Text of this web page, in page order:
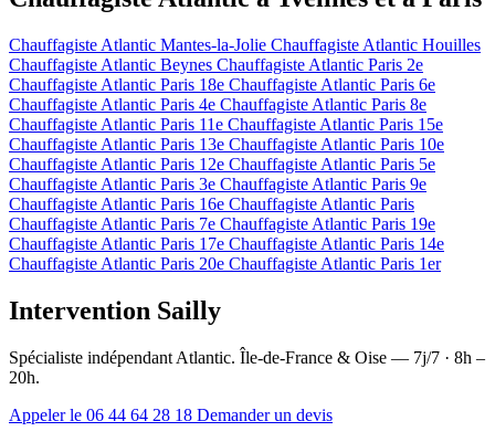
Chauffagiste Atlantic Mantes-la-Jolie Chauffagiste Atlantic Houilles
Chauffagiste Atlantic Beynes Chauffagiste Atlantic Paris 2e
Chauffagiste Atlantic Paris 18e Chauffagiste Atlantic Paris 6e
Chauffagiste Atlantic Paris 4e Chauffagiste Atlantic Paris 8e
Chauffagiste Atlantic Paris 11e Chauffagiste Atlantic Paris 15e
Chauffagiste Atlantic Paris 13e Chauffagiste Atlantic Paris 10e
Chauffagiste Atlantic Paris 12e Chauffagiste Atlantic Paris 5e
Chauffagiste Atlantic Paris 3e Chauffagiste Atlantic Paris 9e
Chauffagiste Atlantic Paris 16e Chauffagiste Atlantic Paris
Chauffagiste Atlantic Paris 7e Chauffagiste Atlantic Paris 19e
Chauffagiste Atlantic Paris 17e Chauffagiste Atlantic Paris 14e
Chauffagiste Atlantic Paris 20e Chauffagiste Atlantic Paris 1er
Intervention Sailly
Spécialiste indépendant Atlantic. Île-de-France & Oise — 7j/7 · 8h –
20h.
Appeler le 06 44 64 28 18 Demander un devis